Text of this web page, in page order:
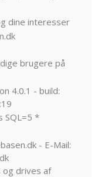
dine interesser
brugere på
4.0.1 - build:
SQL=5 *
- E-Mail:
og drives af